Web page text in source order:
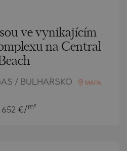
ve vynikajícím
na Central
/ BULHARSKO MAPA
€/ m²